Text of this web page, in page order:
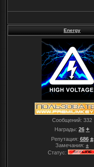
Energy
Сообщений: 332
Награды: 26 +
Репутация: 686 ±
Замечания: ±
Статус: